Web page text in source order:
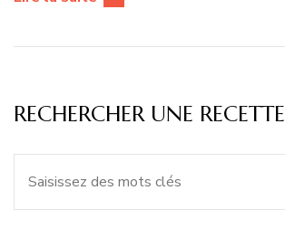
RECHERCHER UNE RECETTE